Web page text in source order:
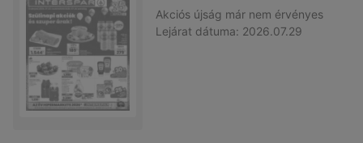
Akciós újság már nem érvényes
Lejárat dátuma: 2026.07.29